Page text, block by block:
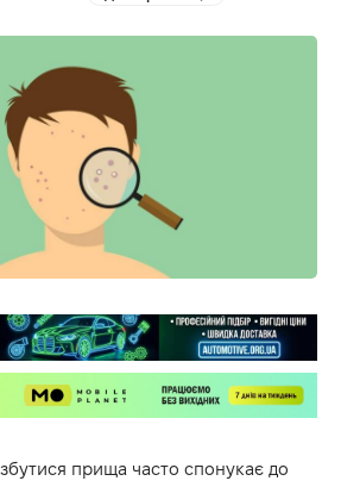
прища часто спонукає до